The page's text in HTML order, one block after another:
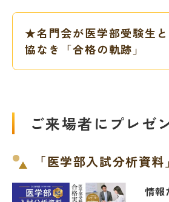
★名門会が医学部受験生
協なき「合格の軌跡」
ご来場者にプレゼ
「医学部入試分析資料」
情報